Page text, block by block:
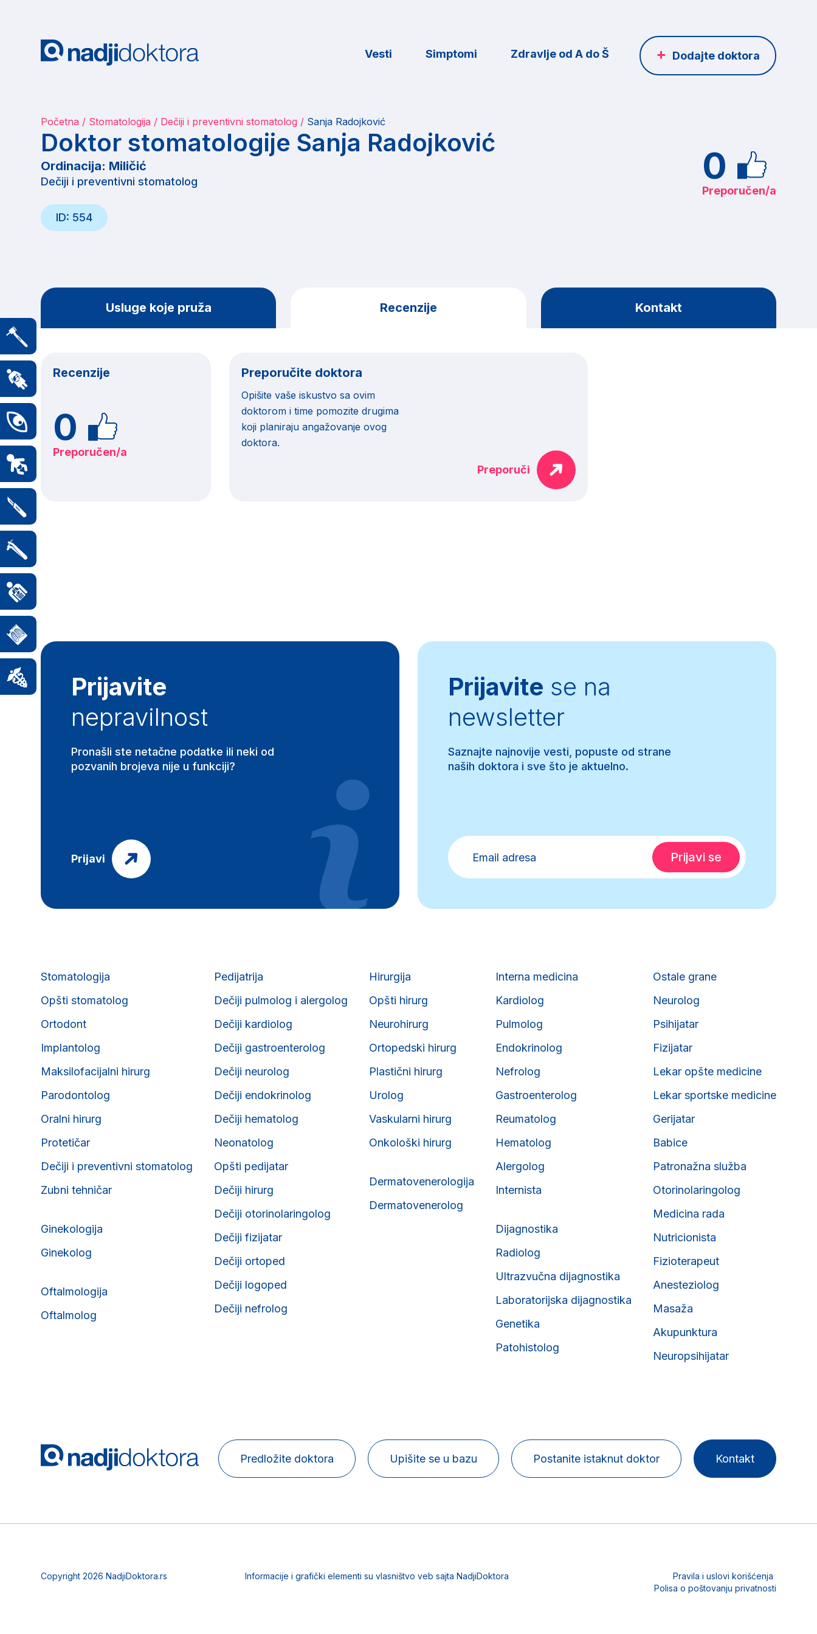
Vesti Simptomi Zdravlje od A do Š Dodajte doktora
Početna Stomatologija Dečiji i preventivni stomatolog Sanja Radojković
Doktor stomatologije Sanja Radojković
Ordinacija: Miličić
Dečiji i preventivni stomatolog
ID: 554
0
Preporučen/a
Usluge koje pruža Recenzije Kontakt
Recenzije
0
Preporučen/a
Preporučite doktora
Opišite vaše iskustvo sa ovim
doktorom i time pomozite drugima
koji planiraju angažovanje ovog
doktora.
Preporuči
Prijavite
nepravilnost
Pronašli ste netačne podatke ili neki od
pozvanih brojeva nije u funkciji?
Prijavi
Prijavite se na
newsletter
Saznajte najnovije vesti, popuste od strane
naših doktora i sve što je aktuelno.
Stomatologija
Opšti stomatolog
Ortodont
Implantolog
Maksilofacijalni hirurg
Parodontolog
Oralni hirurg
Protetičar
Dečiji i preventivni stomatolog
Zubni tehničar
Ginekologija
Ginekolog
Oftalmologija
Oftalmolog
Pedijatrija
Dečiji pulmolog i alergolog
Dečiji kardiolog
Dečiji gastroenterolog
Dečiji neurolog
Dečiji endokrinolog
Dečiji hematolog
Neonatolog
Opšti pedijatar
Dečiji hirurg
Dečiji otorinolaringolog
Dečiji fizijatar
Dečiji ortoped
Dečiji logoped
Dečiji nefrolog
Hirurgija
Opšti hirurg
Neurohirurg
Ortopedski hirurg
Plastični hirurg
Urolog
Vaskularni hirurg
Onkološki hirurg
Dermatovenerologija
Dermatovenerolog
Interna medicina
Kardiolog
Pulmolog
Endokrinolog
Nefrolog
Gastroenterolog
Reumatolog
Hematolog
Alergolog
Internista
Dijagnostika
Radiolog
Ultrazvučna dijagnostika
Laboratorijska dijagnostika
Genetika
Patohistolog
Ostale grane
Neurolog
Psihijatar
Fizijatar
Lekar opšte medicine
Lekar sportske medicine
Gerijatar
Babice
Patronažna služba
Otorinolaringolog
Medicina rada
Nutricionista
Fizioterapeut
Anesteziolog
Masaža
Akupunktura
Neuropsihijatar
Predložite doktora Upišite se u bazu Postanite istaknut doktor Kontakt
Copyright 2026 NadjiDoktora.rs Informacije i grafički elementi su vlasništvo veb sajta NadjiDoktora
Pravila i uslovi korišćenja
Polisa o poštovanju privatnosti